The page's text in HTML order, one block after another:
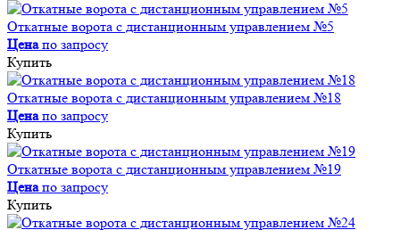
Откатные ворота с дистанционным управлением №5
Ценапо запросу
Купить
Откатные ворота с дистанционным управлением №18
Ценапо запросу
Купить
Откатные ворота с дистанционным управлением №19
Ценапо запросу
Купить